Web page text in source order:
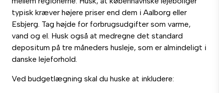
typisk kræver højere priser end dem i Aalborg eller
Esbjerg. Tag højde for forbrugsudgifter som varme,
vand og el. Husk også at medregne det standard
depositum på tre måneders husleje, som er almindeligt i
danske lejeforhold.
Ved budgetlægning skal du huske at inkludere: